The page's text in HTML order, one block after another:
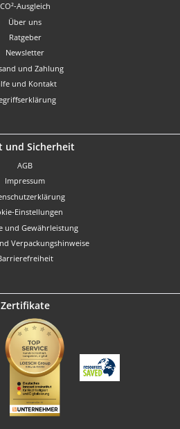
CO²-Ausgleich
Über uns
Ratgeber
Newsletter
und Zahlung
und Kontakt
und Sicherheit
AGB
Impressum
Einstellungen
und Gewährleistung
Verpackungshinweise
Zertifikate